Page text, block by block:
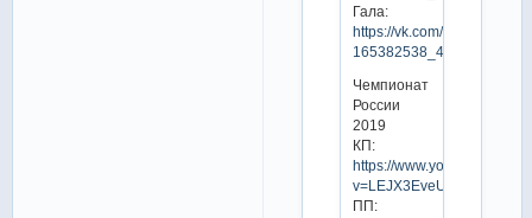
Гала:
https://vk.com/video-
165382538_456239668
Чемпионат
России
2019
КП:
https://www.youtube.com/
v=LEJX3EveUzY
ПП: